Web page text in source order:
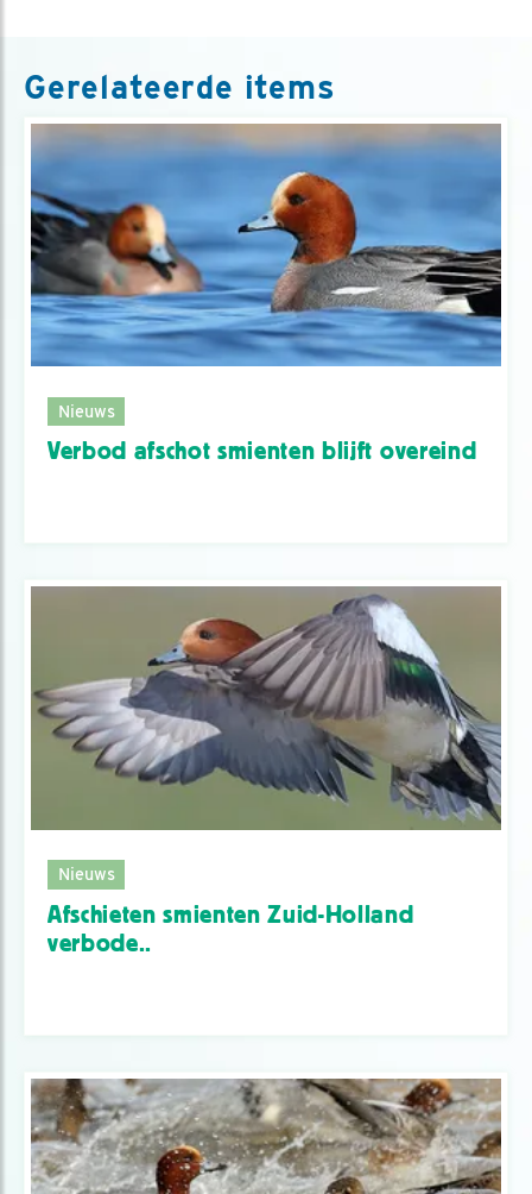
Gerelateerde items
Nieuws
Verbod afschot smienten blijft overeind
Nieuws
Afschieten smienten Zuid-Holland
verbode..